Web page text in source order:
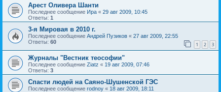
Арест Оливера Шанти
Последнее сообщение Ира « 29 авг 2009, 10:45
Ответы: 1
3-я Мировая в 2010 г.
Последнее сообщение Андрей Пузиков « 27 авг 2009, 22:55
Ответы: 60 1 2 3
Журналы "Вестник теософии"
Последнее сообщение Ziatz « 19 авг 2009, 07:46
Ответы: 3
Спасти людей на Саяно-Шушенской ГЭС
Последнее сообщение rodnoy « 18 авг 2009, 18:11